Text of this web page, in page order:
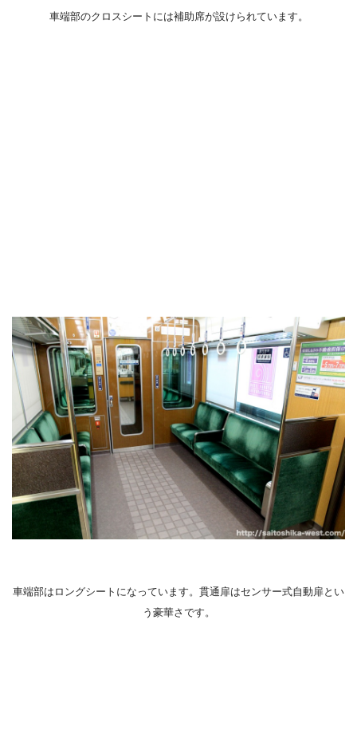
車端部のクロスシートには補助席が設けられています。
車端部はロングシートになっています。貫通扉はセンサー式自動扉とい
う豪華さです。